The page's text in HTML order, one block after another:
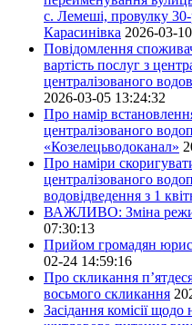
с. Лемеші, провулку
Карасинівка 2026-03-
Повідомлення
вартість послуг з
централізованого
2026-03-05 13:24:32
Про намір
централізованого
«Козелецьводоканал»
Про наміри
централізованого
водовідведення з 1
ВАЖЛИВО: Зміна
07:30:13
Прийом громадян
02-24 14:59:16
Про скликання
восьмого скликання
Засідання комісії